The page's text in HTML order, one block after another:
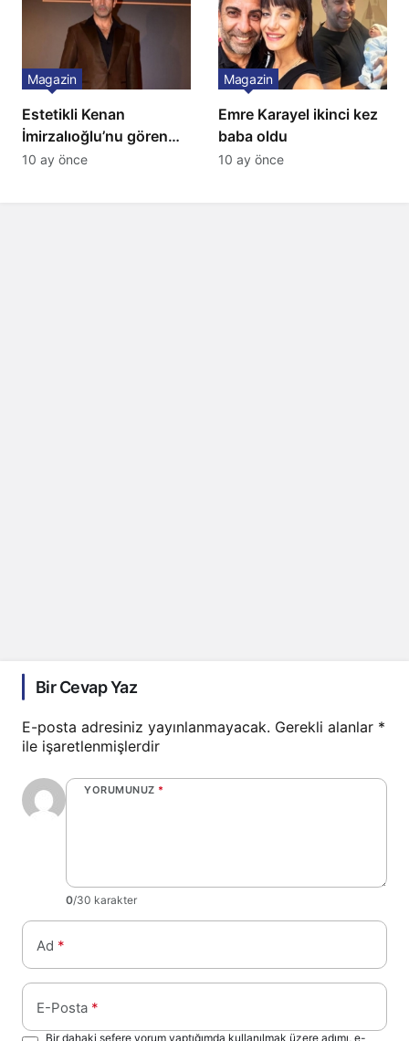
Estetikli Kenan
İmirzalıoğlu’nu gören
tanıyamıyor: Son hali
Magazin
10 ay önce
Emre Karayel ikinci kez
baba oldu
Magazin
10 ay önce
Bir Cevap Yaz
E-posta adresiniz yayınlanmayacak. Gerekli alanlar *
ile işaretlenmişlerdir
YORUMUNUZ *
0/30 karakter
Ad *
E-Posta *
Bir dahaki sefere yorum yaptığımda kullanılmak üzere adımı, e-